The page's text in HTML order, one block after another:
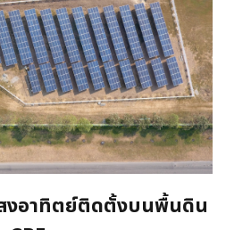
งอาทิตย์ติดตั้งบนพื้นดิน